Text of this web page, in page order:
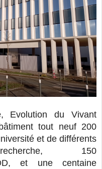
Evolution du Vivant
tout neuf 200
et de différents
150
et une centaine